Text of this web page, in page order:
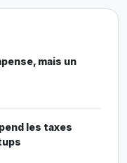
mais un
les taxes